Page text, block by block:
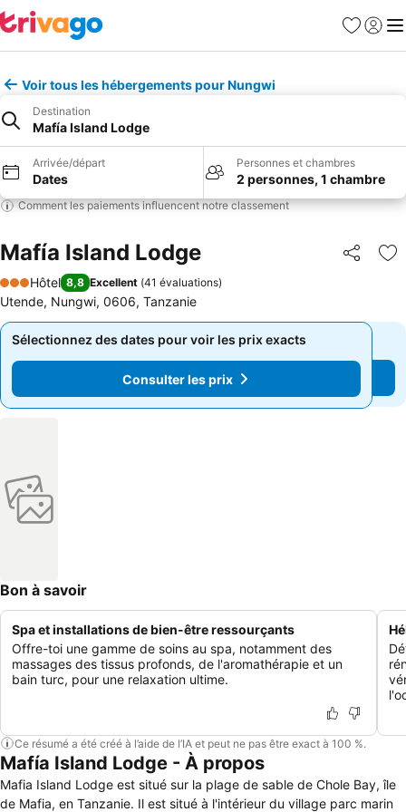
Favoris
Se
Voir tous les hébergements pour Nungwi
Destination
Mafía Island Lodge
Arrivée/départ
Dates
Personnes et chambres
2 personnes, 1 chambre
Comment les paiements influencent notre classement
Mafía Island Lodge Partager
3 Étoiles
Hôtel 8,8 Excellent (41 évaluations)
Utende, Nungwi, 0606, Tanzanie
Sélectionnez des dates pour voir les prix exacts
Consulter les prix
Sélectionnez des dates pour voir les prix exacts
Consulter les prix
Bon à savoir
Spa et installations de bien-être ressourçants
Offre-toi une gamme de soins au spa, notamment des
massages des tissus profonds, de l'aromathérapie et un
bain turc, pour une relaxation ultime.
Ce résumé a été créé à l’aide de l’IA et peut ne pas être exact à 100 %.
Mafía Island Lodge - À propos
Mafia Island Lodge est situé sur la plage de sable de Chole Bay, île
de Mafia, en Tanzanie. Il est situé à l'intérieur du village parc marin